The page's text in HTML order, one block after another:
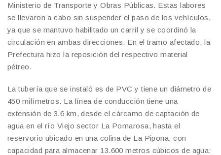
Ministerio de Transporte y Obras Públicas. Estas labores
se llevaron a cabo sin suspender el paso de los vehículos,
ya que se mantuvo habilitado un carril y se coordinó la
circulación en ambas direcciones. En el tramo afectado, la
Prefectura hizo la reposición del respectivo material
pétreo.
La tubería que se instaló es de PVC y tiene un diámetro de
450 milímetros. La línea de conducción tiene una
extensión de 3.6 km, desde el cárcamo de captación de
agua en el río Viejo sector La Pomarosa, hasta el
reservorio ubicado en una colina de La Pipona, con
capacidad para almacenar 13.600 metros cúbicos de agua;